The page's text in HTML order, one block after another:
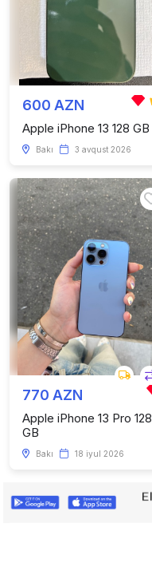
600 AZN
Apple iPhone 13 128 GB
Bakı 3 avqust 2026
770 AZN
Apple iPhone 13 Pro 128
GB
Bakı 18 iyul 2026